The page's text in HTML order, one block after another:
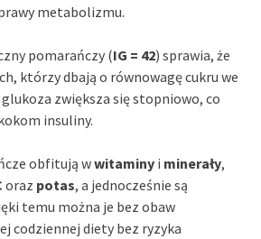
metabolizmu.
pomarańczy (IG = 42) sprawia, że
którzy dbają o równowagę cukru we
zwiększa się stopniowo, co
insuliny.
obfitują wwitaminy i minerały,
oraz potas, a jednocześnie są
temu można je bez obaw
codziennej diety bez ryzyka